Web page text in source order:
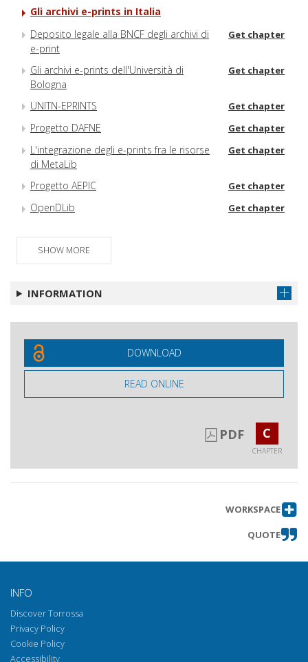
Gli archivi e-prints in Italia
Deposito legale alla BNCF degli archivi di
e-print
Get chapter
Gli archivi e-prints dell'Università di
Bologna
Get chapter
UNITN-EPRINTS Get chapter
Progetto DAFNE Get chapter
L'integrazione degli e-prints fra le risorse
di MetaLib
Get chapter
Progetto AEPIC Get chapter
OpenDLib Get chapter
SHOW MORE
INFORMATION
DOWNLOAD
READ ONLINE
PDF C
CHAPTER
WORKSPACE
QUOTE
INFO
Discover Torrossa
Privacy Policy
Cookie Policy
Accessibility